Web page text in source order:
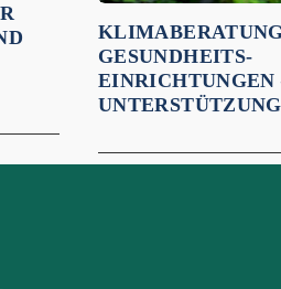
GESUNDHEITS-
EINRICHTUNGEN